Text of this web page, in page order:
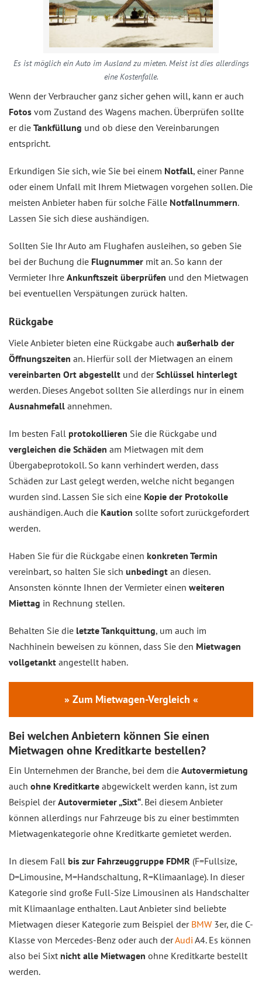
Es ist möglich ein Auto im Ausland zu mieten. Meist ist dies allerdings
eine Kostenfalle.
Wenn der Verbraucher ganz sicher gehen will, kann er auch
Fotos vom Zustand des Wagens machen. Überprüfen sollte
er die Tankfüllung und ob diese den Vereinbarungen
entspricht.
Erkundigen Sie sich, wie Sie bei einem Notfall, einer Panne
oder einem Unfall mit Ihrem Mietwagen vorgehen sollen. Die
meisten Anbieter haben für solche Fälle Notfallnummern.
Lassen Sie sich diese aushändigen.
Sollten Sie Ihr Auto am Flughafen ausleihen, so geben Sie
bei der Buchung die Flugnummer mit an. So kann der
Vermieter Ihre Ankunftszeit überprüfen und den Mietwagen
bei eventuellen Verspätungen zurück halten.
Rückgabe
Viele Anbieter bieten eine Rückgabe auch außerhalb der
Öffnungszeiten an. Hierfür soll der Mietwagen an einem
vereinbarten Ort abgestellt und derSchlüssel hinterlegt
werden. Dieses Angebot sollten Sie allerdings nur in einem
Ausnahmefall annehmen.
Im besten Fall protokollieren Sie die Rückgabe und
vergleichen die Schäden am Mietwagen mit dem
Übergabeprotokoll. So kann verhindert werden, dass
Schäden zur Last gelegt werden, welche nicht begangen
wurden sind. Lassen Sie sich eine Kopie der Protokolle
aushändigen. Auch die Kaution sollte sofort zurückgefordert
werden.
Haben Sie für die Rückgabe einen konkreten Termin
vereinbart, so halten Sie sich unbedingt an diesen.
Ansonsten könnte Ihnen der Vermieter einen weiteren
Miettag in Rechnung stellen.
Behalten Sie die letzte Tankquittung, um auch im
Nachhinein beweisen zu können, dass Sie den Mietwagen
vollgetankt angestellt haben.
» Zum Mietwagen-Vergleich «
Bei welchen Anbietern können Sie einen
Mietwagen ohne Kreditkarte bestellen?
Ein Unternehmen der Branche, bei dem die Autovermietung
auch ohne Kreditkarte abgewickelt werden kann, ist zum
Beispiel derAutovermieter „Sixt“. Bei diesem Anbieter
können allerdings nur Fahrzeuge bis zu einer bestimmten
Mietwagenkategorie ohne Kreditkarte gemietet werden.
In diesem Fall bis zur Fahrzeuggruppe FDMR (F=Fullsize,
D=Limousine, M=Handschaltung, R=Klimaanlage). In dieser
Kategorie sind große Full-Size Limousinen als Handschalter
mit Klimaanlage enthalten. Laut Anbieter sind beliebte
Mietwagen dieser Kategorie zum Beispiel der BMW 3er, die C-
Klasse von Mercedes-Benz oder auch derAudi A4. Es können
also bei Sixt nicht alle Mietwagen ohne Kreditkarte bestellt
werden.